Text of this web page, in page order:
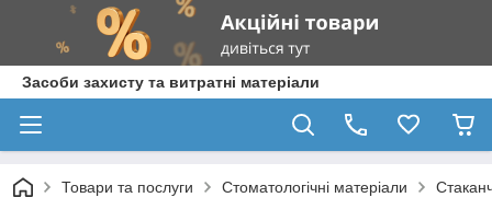
Засоби захисту та витратні матеріали
Товари та послуги Стоматологічні матеріали